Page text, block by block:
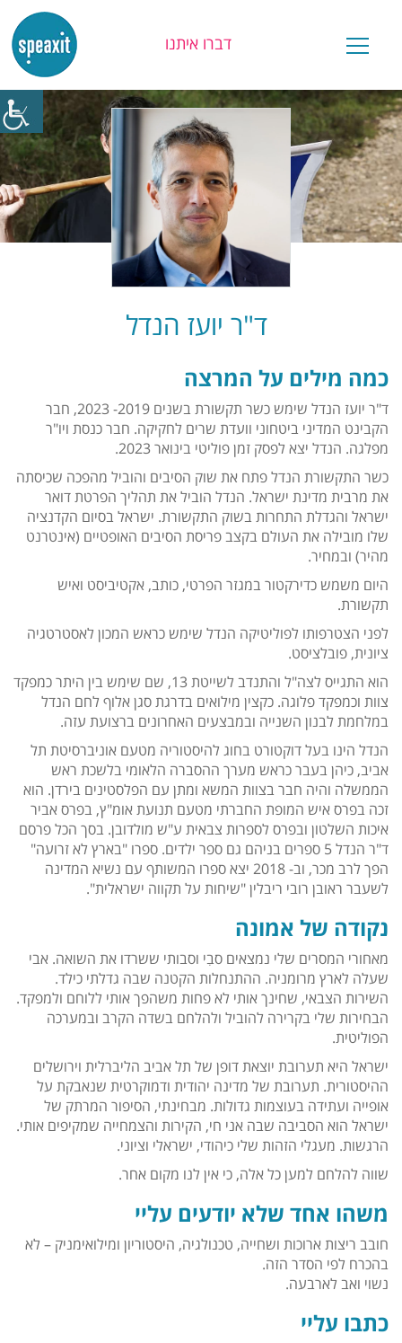
דברו איתנו
יש לכם שאלה?
ד"ר יועז הנדל
כמה מילים על המרצה
ד"ר יועז הנדל שימש כשר תקשורת בשנים 2019- 2023, חבר
הקבינט המדיני ביטחוני וועדת שרים לחקיקה. חבר כנסת ויו"ר
מפלגה. הנדל יצא לפסק זמן פוליטי בינואר 2023.
כשר התקשורת הנדל פתח את שוק הסיבים והוביל מהפכה שכיסתה
את מרבית מדינת ישראל. הנדל הוביל את תהליך הפרטת דואר
ישראל והגדלת התחרות בשוק התקשורת. ישראל בסיום הקדנציה
שלו מובילה את העולם בקצב פריסת הסיבים האופטיים (אינטרנט
מהיר) ובמחיר.
היום משמש כדירקטור במגזר הפרטי, כותב, אקטיביסט ואיש
תקשורת.
לפני הצטרפותו לפוליטיקה הנדל שימש כראש המכון לאסטרטגיה
ציונית, פובלציסט.
הוא התגייס לצה"ל והתנדב לשייטת 13, שם שימש בין היתר כמפקד
צוות וכמפקד פלוגה. כקצין מילואים בדרגת סגן אלוף לחם הנדל
במלחמת לבנון השנייה ובמבצעים האחרונים ברצועת עזה.
הנדל הינו בעל דוקטורט בחוג להיסטוריה מטעם אוניברסיטת תל
אביב, כיהן בעבר כראש מערך ההסברה הלאומי בלשכת ראש
הממשלה והיה חבר בצוות המשא ומתן עם הפלסטינים בירדן. הוא
זכה בפרס איש המופת החברתי מטעם תנועת אומ"ץ, בפרס אביר
איכות השלטון ובפרס לספרות צבאית ע"ש מולדובן. בסך הכל פרסם
ד"ר הנדל 5 ספרים בניהם גם ספר ילדים. ספרו "בארץ לא זרועה"
הפך לרב מכר, וב- 2018 יצא ספרו המשותף עם נשיא המדינה
לשעבר ראובן רובי ריבלין "שיחות על תקווה ישראלית".
נקודה של אמונה
מאחורי המסרים שלי נמצאים סבִי וסבותי ששרדו את השואה. אבי
שעלה לארץ מרומניה. ההתנחלות הקטנה שבה גדלתי כילד.
השירות הצבאי, שחינך אותי לא פחות משהפך אותי ללוחם ולמפקד.
הבחירות שלי בקרירה להוביל ולהלחם בשדה הקרב ובמערכה
הפוליטית.
ישראל היא תערובת יוצאת דופן של תל אביב הליברלית וירושלים
ההיסטורית. תערובת של מדינה יהודית ודמוקרטית שנאבקת על
אופייה ועתידה בעוצמות גדולות. מבחינתי, הסיפור המרתק של
ישראל הוא הסביבה שבה אני חי, הקירות והצמחייה שמקיפים אותי.
הרגשות. מעגלי הזהות שלי כיהודי, ישראלי וציוני.
שווה להלחם למען כל אלה, כי אין לנו מקום אחר.
משהו אחד שלא יודעים עליי
חובב ריצות ארוכות ושחייה, טכנולגיה, היסטוריון ומילואימניק – לא
בהכרח לפי הסדר הזה.
נשוי ואב לארבעה.
כתבו עליי